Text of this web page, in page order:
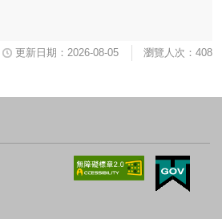
更新日期：2026-08-05 瀏覽人次：408